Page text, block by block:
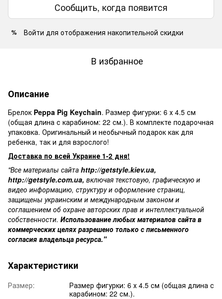
Сообщить, когда появится
% Войти для отображения накопительной скидки
В избранное
Описание
Брелок Peppa Pig Keychain. Размер фигурки: 6 х 4.5 см
(общая длина с карабином: 22 см.). В комплекте подарочная
упаковка. Оригинальный и необычный подарок как для
ребенка, так и для взрослого!
Доставка по всей Украине 1-2 дня!
"Все материалы сайта http://getstyle.kiev.ua,
http://getstyle.com.ua, включая текстовую, графическую и
видео информацию, структуру и оформление страниц,
защищены украинским и международным законом и
соглашением об охране авторских прав и интеллектуальной
собственности. Использование любых материалов сайта в
коммерческих целях разрешено только с письменного
согласия владельца ресурса."
Характеристики
Размер:
Размер фигурки: 6 х 4.5 см (общая длина с
карабином: 22 см.).